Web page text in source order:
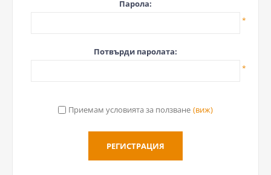
Парола:
*
Потвърди паролата:
*
Приемам условията за ползване (виж)